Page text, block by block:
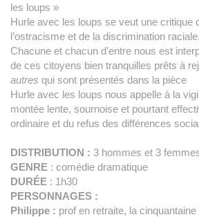
les loups »
Hurle avec les loups se veut une critique
l’ostracisme et de la discrimination raciale.
Chacune et chacun d’entre nous est
de ces citoyens bien tranquilles prêts à
autres qui sont présentés dans la pièce
Hurle avec les loups nous appelle à la
montée lente, sournoise et pourtant
ordinaire et du refus des différences
DISTRIBUTION : 3 hommes et 3
GENRE : comédie dramatique
DURÉE : 1h30
PERSONNAGES :
Philippe : prof en retraite, la cinquantaine